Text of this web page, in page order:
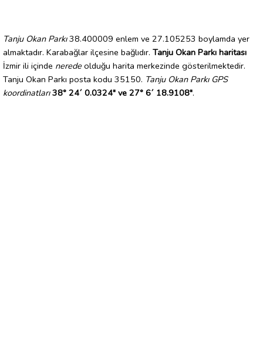
Tanju Okan Parkı38.400009 enlem ve 27.105253 boylamda yer
almaktadır. Karabağlar ilçesine bağlıdır. Tanju Okan Parkı haritası
İzmir ili içinde nerede olduğu harita merkezinde gösterilmektedir.
Tanju Okan Parkı posta kodu 35150. Tanju Okan Parkı GPS
koordinatları 38° 24´ 0.0324" ve 27° 6´ 18.9108".